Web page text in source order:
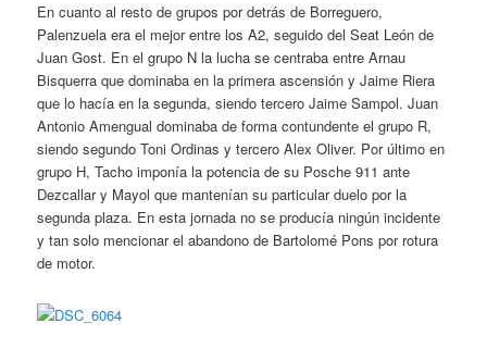
En cuanto al resto de grupos por detrás de Borreguero,
Palenzuela era el mejor entre los A2, seguido del Seat León de
Juan Gost. En el grupo N la lucha se centraba entre Arnau
Bisquerra que dominaba en la primera ascensión y Jaime Riera
que lo hacía en la segunda, siendo tercero Jaime Sampol. Juan
Antonio Amengual dominaba de forma contundente el grupo R,
siendo segundo Toni Ordinas y tercero Alex Oliver. Por último en
grupo H, Tacho imponía la potencia de su Posche 911 ante
Dezcallar y Mayol que mantenían su particular duelo por la
segunda plaza. En esta jornada no se producía ningún incidente
y tan solo mencionar el abandono de Bartolomé Pons por rotura
de motor.